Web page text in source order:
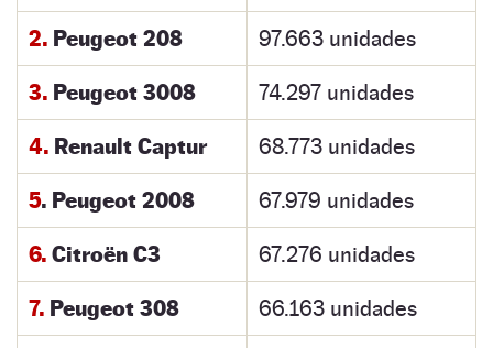
2. Peugeot 208 97.663 unidades
3. Peugeot 3008 74.297 unidades
4. Renault Captur 68.773 unidades
5. Peugeot 2008 67.979 unidades
6. Citroën C3 67.276 unidades
7. Peugeot 308 66.163 unidades